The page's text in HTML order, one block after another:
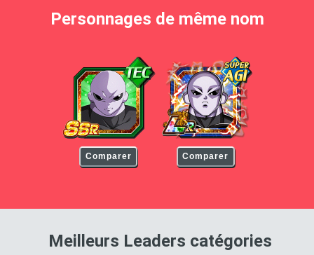
Personnages de même nom
Comparer Comparer
Meilleurs Leaders catégoriespour